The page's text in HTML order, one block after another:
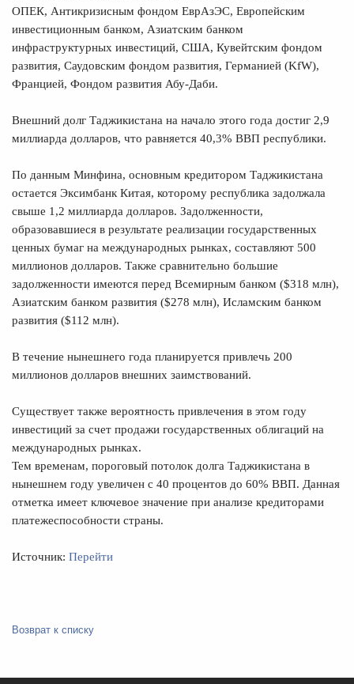
ОПЕК, Антикризисным фондом ЕврАзЭС, Европейским
инвестиционным банком, Азиатским банком
инфраструктурных инвестиций, США, Кувейтским фондом
развития, Саудовским фондом развития, Германией (KfW),
Францией, Фондом развития Абу-Даби.
Внешний долг Таджикистана на начало этого года достиг 2,9
миллиарда долларов, что равняется 40,3% ВВП республики.
По данным Минфина, основным кредитором Таджикистана
остается Эксимбанк Китая, которому республика задолжала
свыше 1,2 миллиарда долларов. Задолженности,
образовавшиеся в результате реализации государственных
ценных бумаг на международных рынках, составляют 500
миллионов долларов. Также сравнительно большие
задолженности имеются перед Всемирным банком ($318 млн),
Азиатским банком развития ($278 млн), Исламским банком
развития ($112 млн).
В течение нынешнего года планируется привлечь 200
миллионов долларов внешних заимствований.
Существует также вероятность привлечения в этом году
инвестиций за счет продажи государственных облигаций на
международных рынках.
Тем временам, пороговый потолок долга Таджикистана в
нынешнем году увеличен с 40 процентов до 60% ВВП. Данная
отметка имеет ключевое значение при анализе кредиторами
платежеспособности страны.
Источник: Перейти
Возврат к списку